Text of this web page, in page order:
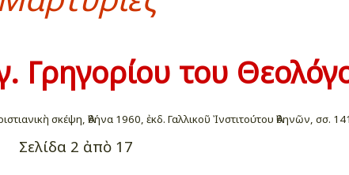
Γρηγορίου του
σκέψη, Ἀθήνα 1960, ἐκδ. Γαλλικοῦ Ἰνστιτούτου Ἀθηνῶν, σσ.
Σελίδα 2 ἀπὸ 17